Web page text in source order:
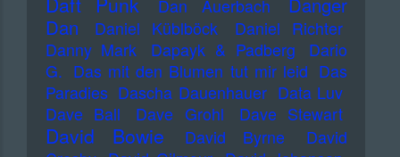
Dan Auerbach
Danger
Dan
Daniel Küblböck
Daniel Richter
Danny Mark
Dapayk & Padberg
Dario
G. Das mit den Blumen tut mir leid Das
Paradies Dascha Dauenhauer Data Luv
Dave Ball
Dave Grohl Dave Stewart
David Bowie David Byrne
David